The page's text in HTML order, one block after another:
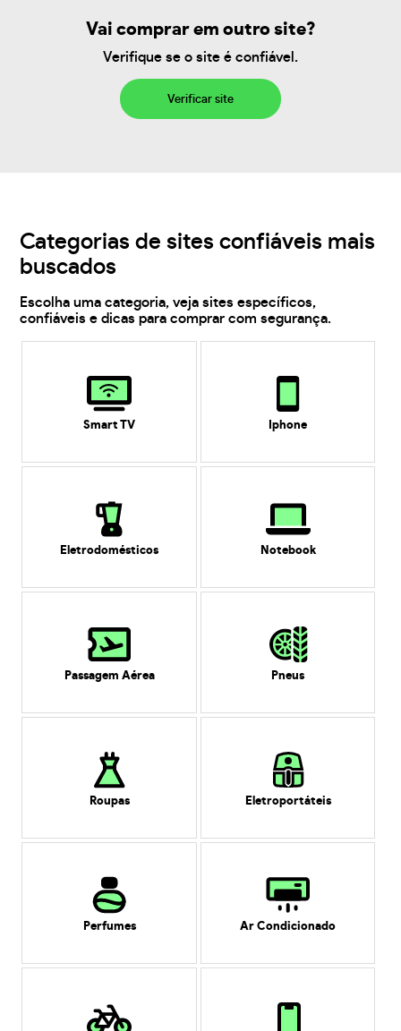
Vai comprar em outro site?
Verifique se o site é confiável.
Verificar site
Categorias de sites confiáveis mais
buscados
Escolha uma categoria, veja sites específicos,
confiáveis e dicas para comprar com segurança.
Smart TV Iphone
Eletrodomésticos Notebook
Passagem Aérea Pneus
Roupas Eletroportáteis
Perfumes Ar Condicionado